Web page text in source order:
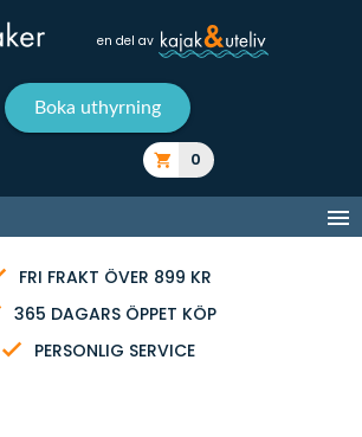
en del av
Boka uthyrning
0
FRI FRAKT ÖVER 899 KR
365 DAGARS ÖPPET KÖP
PERSONLIG SERVICE